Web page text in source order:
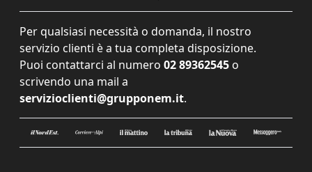
Per qualsiasi necessità o domanda, il nostro
servizio clienti è a tua completa disposizione.
Puoi contattarci al numero 02 89362545 o
scrivendo una mail a
servizioclienti@grupponem.it.